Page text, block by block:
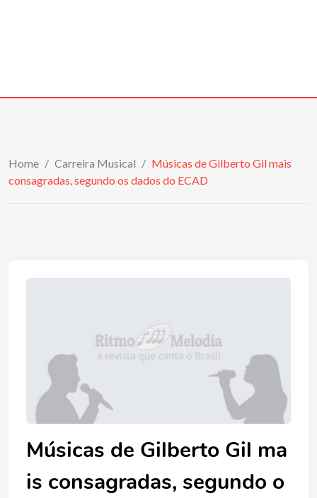
Home / Carreira Musical / Músicas de Gilberto Gil mais
consagradas, segundo os dados do ECAD
Músicas de Gilberto Gil ma
is consagradas, segundo o